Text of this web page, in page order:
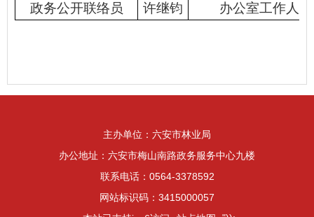
政务公开联络员
许继钧 办公室工作人员
主办单位：六安市林业局
办公地址：六安市梅山南路政务服务中心九楼
联系电话：0564-3378592
网站标识码：3415000057